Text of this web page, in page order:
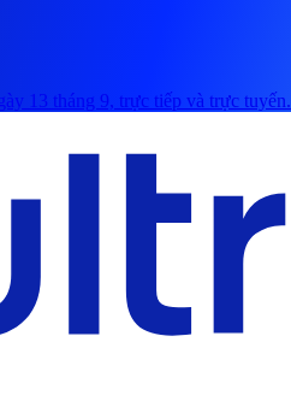
13 tháng 9, trực tiếp và trực tuyến.